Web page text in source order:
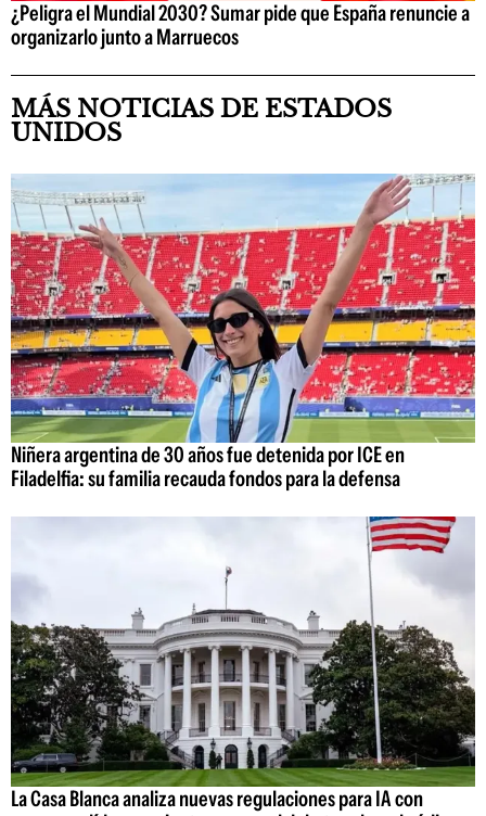
¿Peligra el Mundial 2030? Sumar pide que España renuncie a
organizarlo junto a Marruecos
MÁS NOTICIAS DE ESTADOS
UNIDOS
Niñera argentina de 30 años fue detenida por ICE en
Filadelfia: su familia recauda fondos para la defensa
La Casa Blanca analiza nuevas regulaciones para IA con